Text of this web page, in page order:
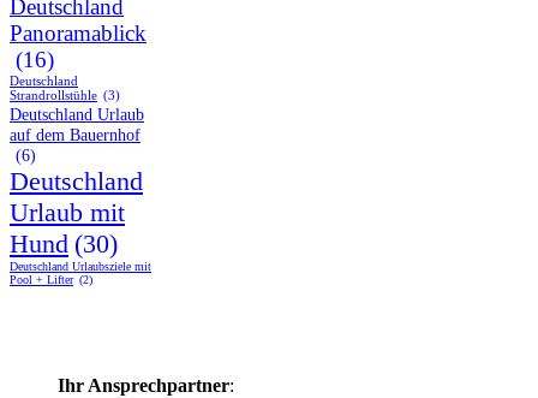
Deutschland
Panoramablick
(16)
Deutschland
Strandrollstühle (3)
Deutschland Urlaub
auf dem Bauernhof
(6)
Deutschland
Urlaub mit
Hund (30)
Deutschland Urlaubsziele mit
Pool + Lifter (2)
Ihr Ansprechpartner: